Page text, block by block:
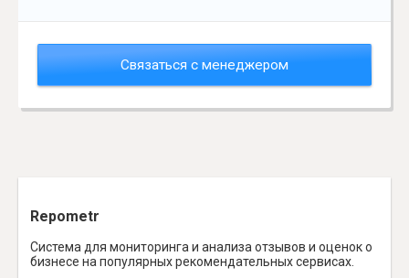
Связаться с менеджером
Repometr
Система для мониторинга и анализа отзывов и оценок о
бизнесе на популярных рекомендательных сервисах.